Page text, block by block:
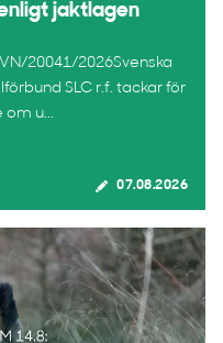
jaktlagen
20041/2026Svenska
SLC r.f. tackar för
u...
07.08.2026